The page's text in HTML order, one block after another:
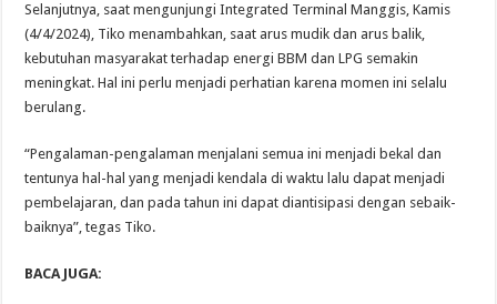
Selanjutnya, saat mengunjungi Integrated Terminal Manggis, Kamis
(4/4/2024), Tiko menambahkan, saat arus mudik dan arus balik,
kebutuhan masyarakat terhadap energi BBM dan LPG semakin
meningkat. Hal ini perlu menjadi perhatian karena momen ini selalu
berulang.
“Pengalaman-pengalaman menjalani semua ini menjadi bekal dan
tentunya hal-hal yang menjadi kendala di waktu lalu dapat menjadi
pembelajaran, dan pada tahun ini dapat diantisipasi dengan sebaik-
baiknya”, tegas Tiko.
BACA JUGA: